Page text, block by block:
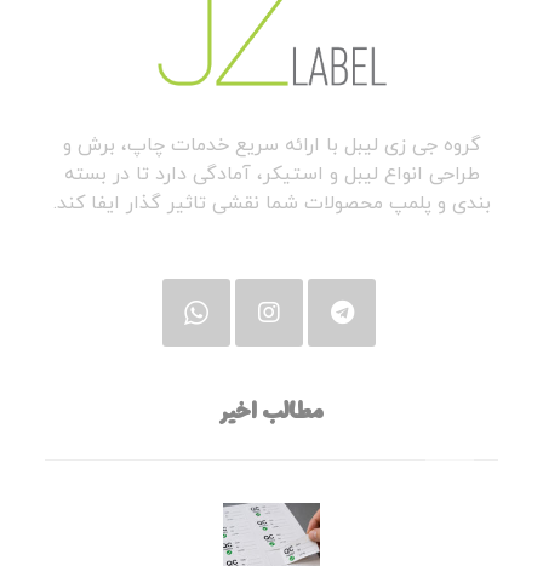
گروه جی زی لیبل با ارائه سریع خدمات چاپ، برش و
طراحی انواع لیبل و استیکر، آمادگی دارد تا در بسته
بندی و پلمپ محصولات شما نقشی تاثیر گذار ایفا کند.
مطالب اخیر